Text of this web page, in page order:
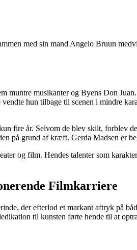
med sin mand Angelo Bruun
musikanter og Byens Don
hun tilbage til scenen i mindre
fire år. Selvom de blev skilt, forblev
på grund af kræft. Gerda Madsen er
og film. Hendes talenter som
Filmkarriere
der efterlod et markant aftryk på
til kunsten førte hende til at